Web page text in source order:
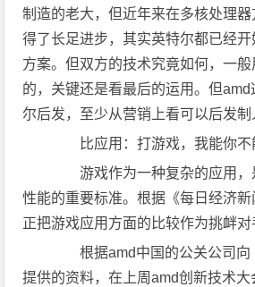
制造的老大，但近年来在多核处理
得了长足进步，其实英特尔都已经
方案。但双方的技术究竟如何，一
的，关键还是看最后的运用。但
尔后发，至少从营销上看可以后发制
比应用：打游戏，我能你不
游戏作为一种复杂的应用，
性能的重要标准。根据《每日经济
正把游戏应用方面的比较作为挑衅对
根据amd中国的公关公司向
提供的资料，在上周amd创新技术